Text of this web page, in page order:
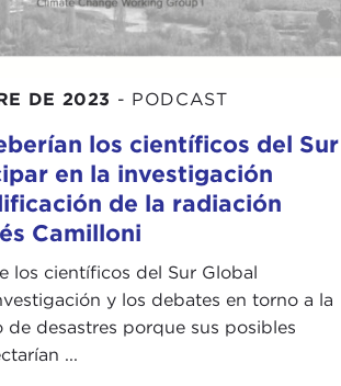
DE 2023 - PODCAST
los científicos del Sur
en la investigación
de la radiación
Camilloni
los científicos del Sur Global
y los debates en torno a la
de desastres porque sus posibles
...